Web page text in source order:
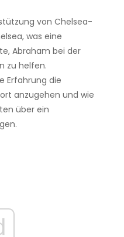
von Chelsea-
was eine
Abraham bei der
zu helfen.
Erfahrung die
anzugehen und wie
über ein